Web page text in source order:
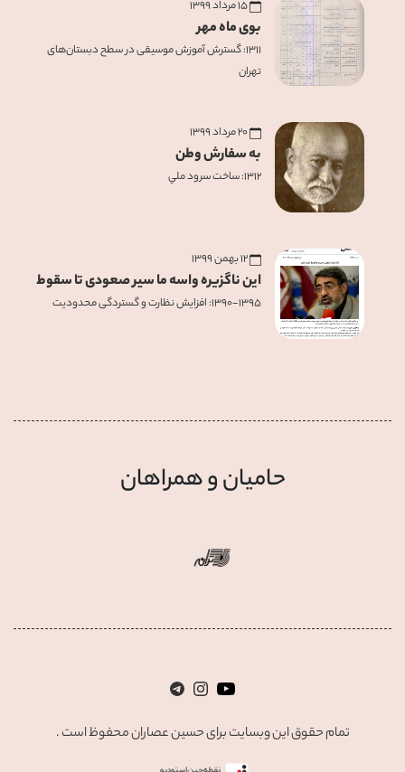
۱۵ مرداد ۱۳۹۹
بوی ماه مهر
۱۳۱۱: گسترش آموزش موسيقی در سطح دبستان‌های
تهران
به سفارش وطن
۱۳۱۲: ساخت سرود ملي
۱۲ بهمن ۱۳۹۹
این ناگزیره واسه ما سیر صعودی تا سقوط
۱۳۹۰-۱۳۹۵: افزایش نظارت و گستردگی محدودیت‌
حامیان و همراهان
تمام حقوق این وبسایت برای حسین عصاران محفوظ است .